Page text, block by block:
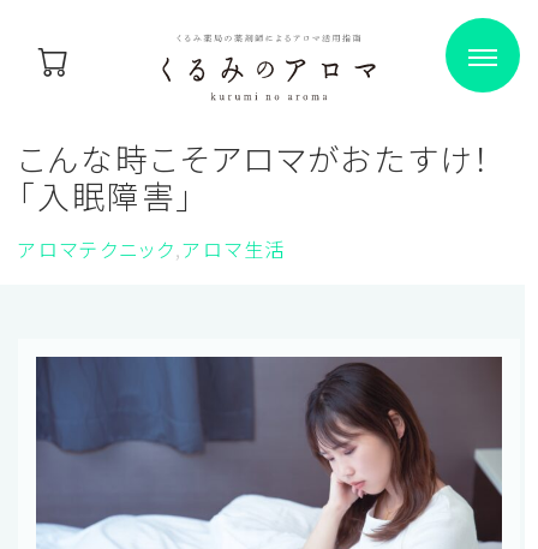
こんな時こそアロマがおたすけ！
「入眠障害」
アロマテクニック アロマ生活